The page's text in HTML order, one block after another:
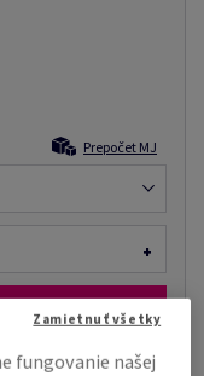
Prepočet MJ
+
fungovanie našej
Zamietnuť všetky